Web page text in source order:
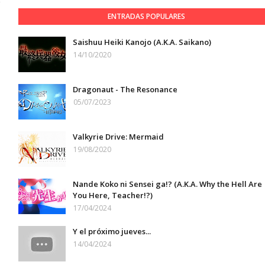
ENTRADAS POPULARES
Saishuu Heiki Kanojo (A.K.A. Saikano)
14/10/2020
Dragonaut - The Resonance
05/07/2023
Valkyrie Drive: Mermaid
19/08/2020
Nande Koko ni Sensei ga!? (A.K.A. Why the Hell Are
You Here, Teacher!?)
17/04/2024
Y el próximo jueves...
14/04/2024